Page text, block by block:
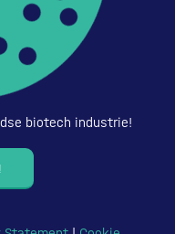
biotech industrie!